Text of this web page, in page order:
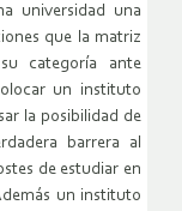
universidad una
que la matriz
categoría ante
un instituto
la posibilidad de
barrera al
de estudiar en
un instituto